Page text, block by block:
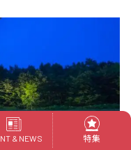
& NEWS 特集